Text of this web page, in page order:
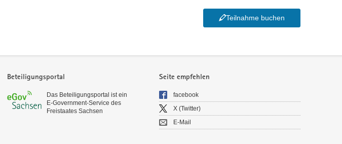
Teilnahme buchen
Beteiligungsportal
Das Beteiligungsportal ist ein
E‑Government-Service des
Freistaates Sachsen
Seite empfehlen
facebook
X (Twitter)
E-Mail